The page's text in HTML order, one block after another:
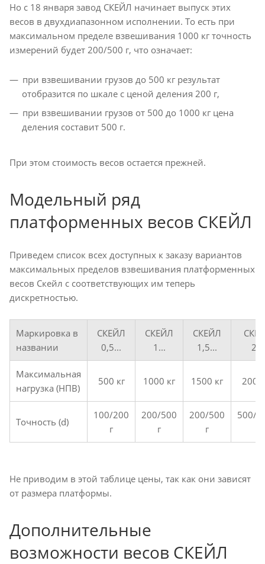
Но с 18 января завод СКЕЙЛ начинает выпуск этих
весов в двухдиапазонном исполнении. То есть при
максимальном пределе взвешивания 1000 кг точность
измерений будет 200/500 г, что означает:
при взвешивании грузов до 500 кг результат
отобразится по шкале с ценой деления 200 г,
при взвешивании грузов от 500 до 1000 кг цена
деления составит 500 г.
При этом стоимость весов остается прежней.
Модельный ряд
платформенных весов СКЕЙЛ
Приведем список всех доступных к заказу вариантов
максимальных пределов взвешивания платформенных
весов Скейл с соответствующих им теперь
дискретностью.
Маркировка в
названии
СКЕЙЛ
0,5...
СКЕЙЛ
1...
СКЕЙЛ
1,5...
2...
Максимальная
нагрузка (НПВ)
500 кг 1000 кг 1500 кг 2000
Точность (d)
100/200
г
200/500
г
200/500
г
500/
Не приводим в этой таблице цены, так как они зависят
от размера платформы.
Дополнительные
возможности весов СКЕЙЛ